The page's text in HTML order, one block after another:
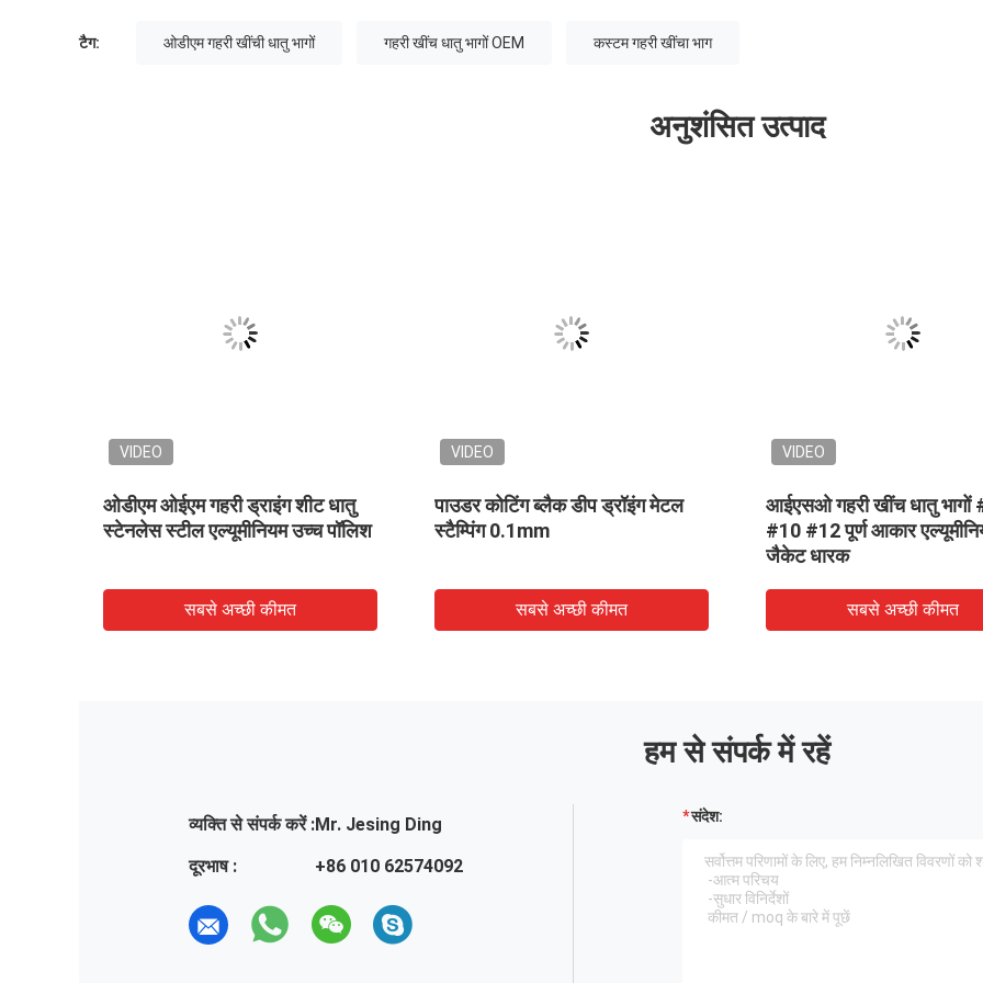
टैग: ओडीएम गहरी खींची धातु भागों गहरी खींच धातु भागों OEM कस्टम गहरी खींचा भाग
अनुशंसित उत्पाद
VIDEO
ओडीएम ओईएम गहरी ड्राइंग शीट धातु
स्टेनलेस स्टील एल्यूमीनियम उच्च पॉलिश
सबसे अच्छी कीमत
VIDEO
पाउडर कोटिंग ब्लैक डीप ड्रॉइंग मेटल
स्टैम्पिंग 0.1mm
सबसे अच्छी कीमत
VIDEO
आईएसओ गहरी खींच धातु भागों
#10 #12 पूर्ण आकार
जैकेट धारक
सबसे अच्छी कीमत
हम से संपर्क में रहें
व्यक्ति से संपर्क करें :Mr. Jesing Ding
दूरभाष :
+86 010 62574092
संदेश: